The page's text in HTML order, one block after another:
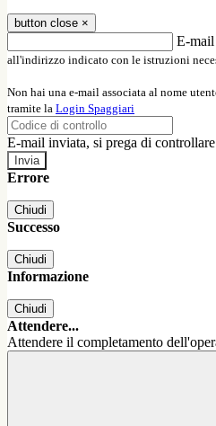
button close ×
E-mail
all'indirizzo indicato con le istruzioni
Non hai una e-mail associata al nome
tramite la Login Spaggiari
E-mail inviata, si prega di
Errore
Chiudi
Successo
Chiudi
Informazione
Chiudi
Attendere...
Attendere il completamento